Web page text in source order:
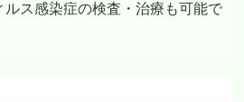
ス感染症の検査・治療も可能で